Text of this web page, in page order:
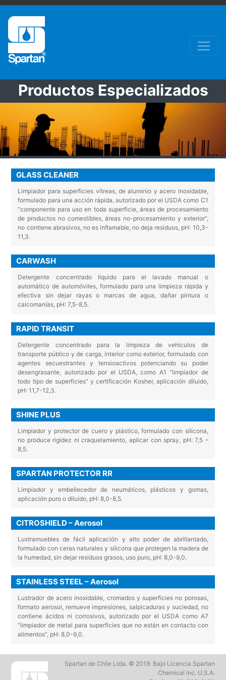
Productos Especializados
GLASS CLEANER
Limpiador para superficies vítreas, de aluminio y acero inoxidable,
formulado para una acción rápida, autorizado por el USDA como C1
“componente para uso en toda superficie, áreas de procesamiento
de productos no comestibles, áreas no-procesamiento y exterior”,
no contiene abrasivos, no es inflamable, no deja residuos, pH: 10,3-
11,3.
CARWASH
Detergente concentrado líquido para el lavado manual o
automático de automóviles, formulado para una limpieza rápida y
efectiva sin dejar rayas o marcas de agua, dañar pintura o
calcomanías, pH: 7,5-8,5.
RAPID TRANSIT
Detergente concentrado para la limpieza de vehículos de
transporte público y de carga, interior como exterior, formulado con
agentes secuestrantes y tensioactivos potenciando su poder
desengrasante, autorizado por el USDA, como A1 “limpiador de
todo tipo de superficies” y certificación Kosher, aplicación diluido,
pH: 11,7-12,3.
SHINE PLUS
Limpiador y protector de cuero y plástico, formulado con silicona,
no produce rigidez ni craquelamiento, aplicar con spray, pH: 7,5 –
8,5.
SPARTAN PROTECTOR RR
Limpiador y embellecedor de neumáticos, plásticos y gomas,
aplicación puro o diluido, pH: 8,0-8,5.
CITROSHIELD – Aerosol
Lustramuebles de fácil aplicación y alto poder de abrillantado,
formulado con ceras naturales y silicona que protegen la madera de
la humedad, sin dejar residuos grasos, uso puro, pH: 8,0-9,0.
STAINLESS STEEL – Aerosol
Lustrador de acero inoxidable, cromados y superficies no porosas,
formato aerosol, remueve impresiones, salpicaduras y suciedad, no
contiene ácidos ni corrosivos, autorizado por el USDA como A7
“limpiador de metal para superficies que no están en contacto con
alimentos”, pH: 8,0-9,0.
Spartan de Chile Ltda. © 2019. Bajo Licencia Spartan
Chemical Inc. U.S.A.